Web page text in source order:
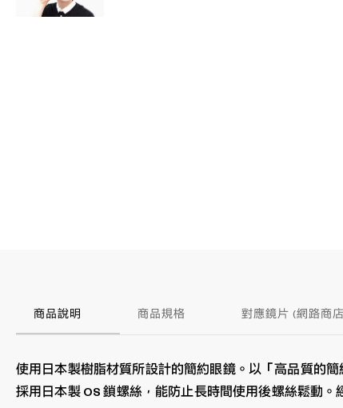
商品說明 商品規格 對應鏡片 (網路商
使用日本製樹脂材質所設計的簡約眼鏡。以「高品質的
採用日本製 OS 鎖螺絲，能防止長時間使用後螺絲鬆動